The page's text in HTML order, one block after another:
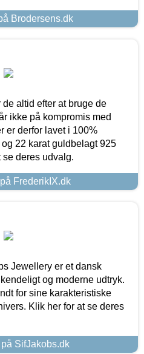
Brodersens.dk
altid efter at bruge de
ikke på kompromis med
er derfor lavet i 100%
22 karat guldbelagt 925
deres udvalg.
FrederikIX.dk
Jewellery er et dansk
og moderne udtryk.
for sine karakteristiske
Klik her for at se deres
SifJakobs.dk